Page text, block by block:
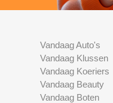
Vandaag Auto's
Vandaag Klussen
Vandaag Koeriers
Vandaag Beauty
Vandaag Boten